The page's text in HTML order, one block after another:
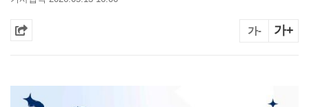
가- 가+